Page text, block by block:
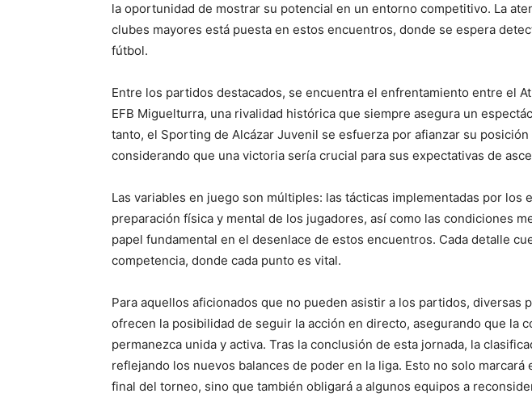
la oportunidad de mostrar su potencial en un entorno competitivo. La
clubes mayores está puesta en estos encuentros, donde se espera
fútbol.
Entre los partidos destacados, se encuentra el enfrentamiento entre el
EFB Miguelturra, una rivalidad histórica que siempre asegura un
tanto, el Sporting de Alcázar Juvenil se esfuerza por afianzar su posición
considerando que una victoria sería crucial para sus expectativas de
Las variables en juego son múltiples: las tácticas implementadas por los
preparación física y mental de los jugadores, así como las condiciones
papel fundamental en el desenlace de estos encuentros. Cada detalle
competencia, donde cada punto es vital.
Para aquellos aficionados que no pueden asistir a los partidos, diversas
ofrecen la posibilidad de seguir la acción en directo, asegurando que la
permanezca unida y activa. Tras la conclusión de esta jornada, la
reflejando los nuevos balances de poder en la liga. Esto no solo marcará
final del torneo, sino que también obligará a algunos equipos a